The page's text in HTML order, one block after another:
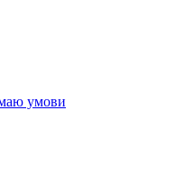
умови